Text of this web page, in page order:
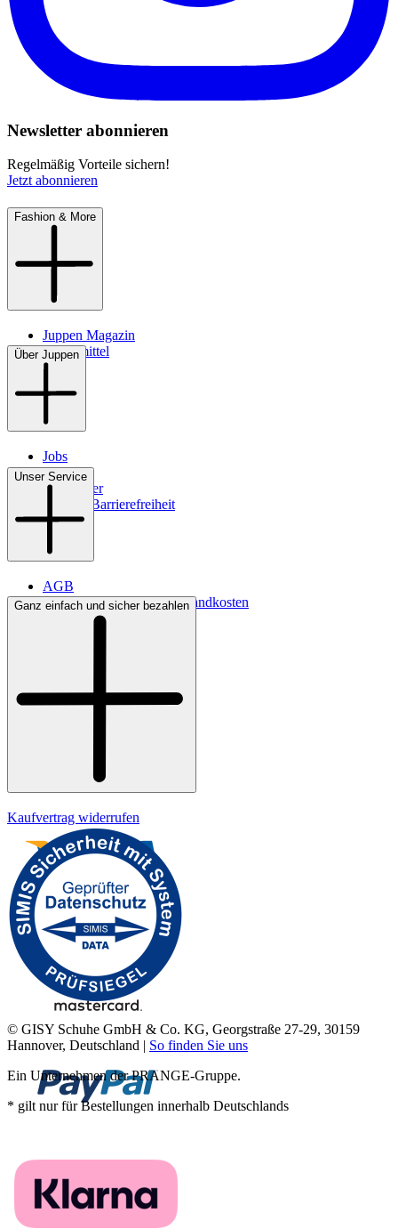
Newsletter abonnieren
Regelmäßig Vorteile sichern!
Jetzt abonnieren
Fashion & More
Juppen Magazin
Pflegemittel
Über Juppen
Jobs
Filialen
Newsletter
Digitale Barrierefreiheit
Unser Service
AGB
Lieferbedingungen & Versandkosten
Bezahlung
Ganz einfach und sicher bezahlen
Kaufvertrag widerrufen
© GISY Schuhe GmbH & Co. KG, Georgstraße 27-29, 30159
Hannover, Deutschland | So finden Sie uns
Ein Unternehmen der PRANGE-Gruppe.
* gilt nur für Bestellungen innerhalb Deutschlands